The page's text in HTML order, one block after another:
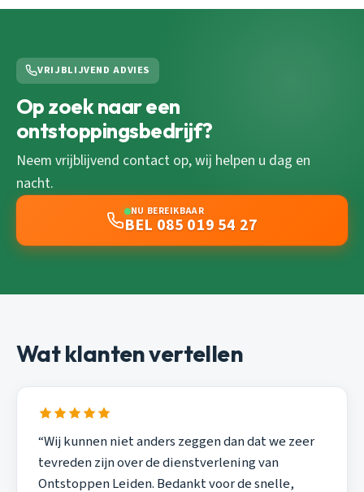
VRIJBLIJVEND ADVIES
Op zoek naar een
ontstoppingsbedrijf?
Neem vrijblijvend contact op, wij helpen u dag en
nacht.
NU BEREIKBAAR
BEL 085 019 54 27
Wat klanten vertellen
“Wij kunnen niet anders zeggen dan dat we zeer
tevreden zijn over de dienstverlening van
Ontstoppen Leiden. Bedankt voor de snelle,